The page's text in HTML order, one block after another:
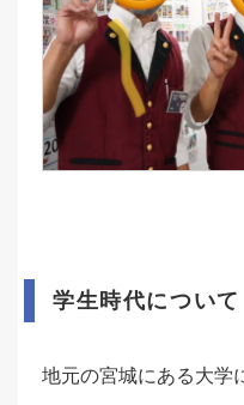
学生時代について
地元の宮城にある大学